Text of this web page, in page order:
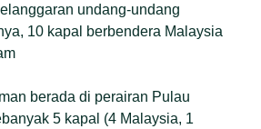
undang-undang
10 kapal berbendera Malaysia
berada di perairan Pulau
5 kapal (4 Malaysia, 1